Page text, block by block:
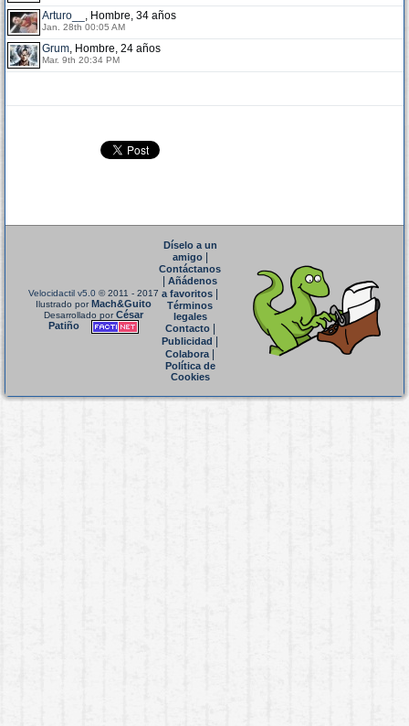
Arturo__ , Hombre, 34 años
Jan. 28th 00:05 AM
Grum, Hombre, 24 años
Mar. 9th 20:34 PM
Velocidactil v5.0 © 2011 - 2017
Ilustrado porMach&Guito
Desarrollado porCésar
Patiño
Díselo a un
amigo|
Contáctanos
Añádenos
a favoritos
Términos
legales
Contacto|
Publicidad
Colabora|
Política de
Cookies